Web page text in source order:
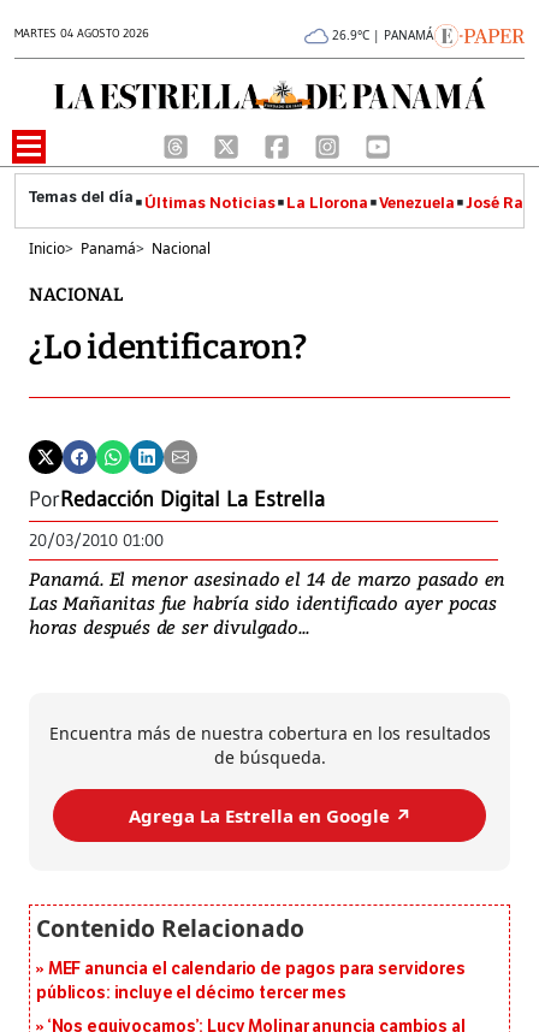
MARTES 04 AGOSTO 2026 26.9°C | PANAMÁ
Últimas Noticias La Llorona Venezuela José
Inicio> Panamá> Nacional
NACIONAL
¿Lo identificaron?
PorRedacción Digital La Estrella
20/03/2010 01:00
Panamá. El menor asesinado el 14 de marzo pasado en
Las Mañanitas fue habría sido identificado ayer pocas
horas después de ser divulgado...
Encuentra más de nuestra cobertura en los resultados
de búsqueda.
Agrega La Estrella en Google ↗️
MEF anuncia el calendario de pagos para servidores
públicos: incluye el décimo tercer mes
‘Nos equivocamos’: Lucy Molinar anuncia cambios al